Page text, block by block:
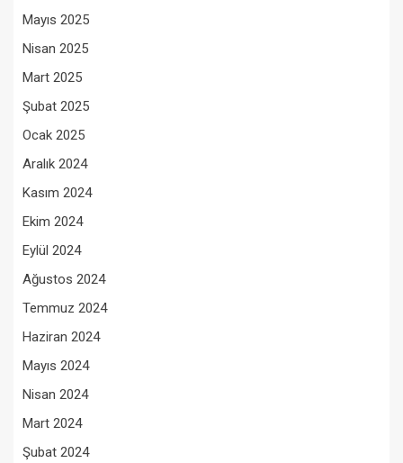
Mayıs 2025
Nisan 2025
Mart 2025
Şubat 2025
Ocak 2025
Aralık 2024
Kasım 2024
Ekim 2024
Eylül 2024
Ağustos 2024
Temmuz 2024
Haziran 2024
Mayıs 2024
Nisan 2024
Mart 2024
Şubat 2024